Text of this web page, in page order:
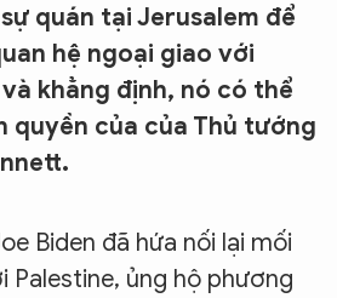
quán tại Jerusalem để
hệ ngoại giao với
khẳng định, nó có thể
quyền của của Thủ tướng
Biden đã hứa nối lại mối
Palestine, ủng hộ phương